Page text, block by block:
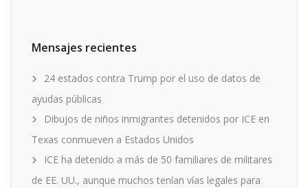
Mensajes recientes
24 estados contra Trump por el uso de datos de
ayudas públicas
Dibujos de niños inmigrantes detenidos por ICE en
Texas conmueven a Estados Unidos
ICE ha detenido a más de 50 familiares de militares
de EE. UU., aunque muchos tenían vías legales para